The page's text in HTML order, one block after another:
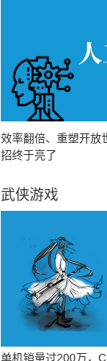
效率翻倍、重塑开放
招终于亮了
武侠游戏
单机销量过200万，